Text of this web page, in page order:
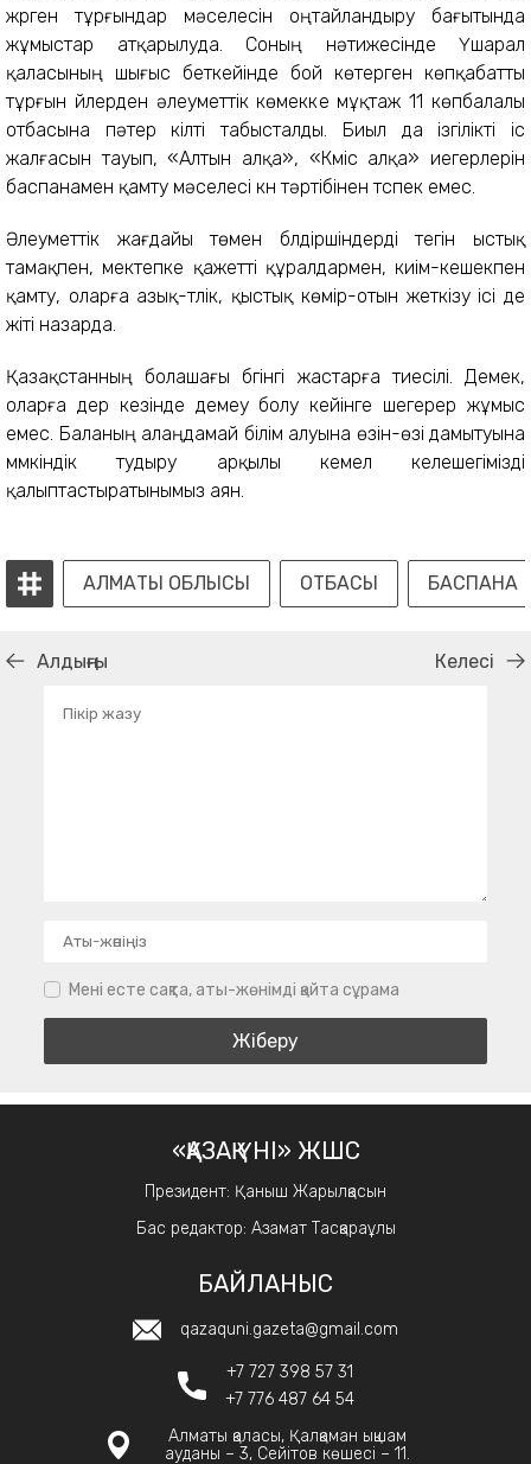
жүрген тұрғындар мәселесін оңтайландыру бағытында
жұмыстар атқарылуда. Соның нәтижесінде Үшарал
қаласының шығыс беткейінде бой көтерген көпқабатты
тұрғын үйлерден әлеуметтік көмекке мұқтаж 11 көпбалалы
отбасына пәтер кілті табысталды. Биыл да ізгілікті іс
жалғасын тауып, «Алтын алқа», «Күміс алқа» иегерлерін
баспанамен қамту мәселесі күн тәртібінен түспек емес.
Әлеуметтік жағдайы төмен бүлдіршіндерді тегін ыстық
тамақпен, мектепке қажетті құралдармен, киім-кешекпен
қамту, оларға азық-түлік, қыстық көмір-отын жеткізу ісі де
жіті назарда.
Қазақстанның болашағы бүгінгі жастарға тиесілі. Демек,
оларға дер кезінде демеу болу кейінге шегерер жұмыс
емес. Баланың алаңдамай білім алуына өзін-өзі дамытуына
мүмкіндік тудыру арқылы кемел келешегімізді
қалыптастыратынымыз аян.
АЛМАТЫ ОБЛЫСЫ ОТБАСЫ БАСПАНА
Алдыңғы Келесі
Мені есте сақта, аты-жөнімді қайта сұрама
«ҚАЗАҚ ҮНІ» ЖШС
Президент: Қаныш Жарылқасын
Бас редактор: Азамат Тасқараұлы
БАЙЛАНЫС
qazaquni.gazeta@gmail.com
+7 727 398 57 31
+7 776 487 64 54
Алматы қаласы, Қалқаман ықшам
ауданы – 3, Сейітов көшесі – 11.